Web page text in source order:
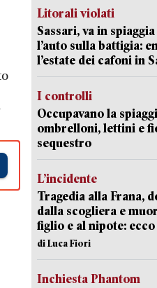
Litorali violati
Sassari, va in
l’auto sulla battigia:
l’estate dei cafoni in
I controlli
Occupavano la
ombrelloni, lettini e
sequestro
L’incidente
Tragedia alla Frana,
dalla scogliera e
figlio e al nipote:
di Luca Fiori
Inchiesta Phantom